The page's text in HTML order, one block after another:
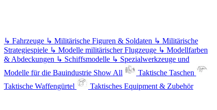
↳ Fahrzeuge ↳ Militärische Figuren & Soldaten ↳ Militärische
Strategiespiele ↳ Modelle militärischer Flugzeuge ↳ Modellfarben
& Abdeckungen ↳ Schiffsmodelle ↳ Spezialwerkzeuge und
Modelle für die Bauindustrie Show All
Taktische Taschen
Taktische Waffengürtel
Taktisches Equipment & Zubehör